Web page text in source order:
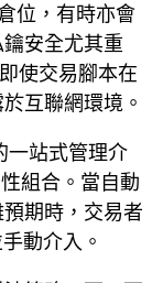
位，有時亦會
安全尤其重
使交易腳本在
互聯網環境。
一站式管理介
組合。當自動
期時，交易者
動介入。